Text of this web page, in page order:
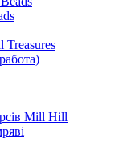
Treasures
Mill Hill